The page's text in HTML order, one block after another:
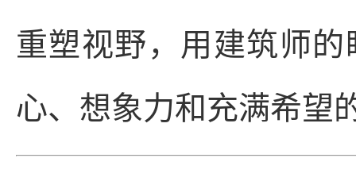
重塑视野，用建筑师
心、想象力和充满希望